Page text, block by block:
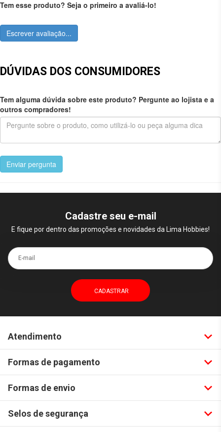
Tem esse produto? Seja o primeiro a avaliá-lo!
Escrever avaliação...
DÚVIDAS DOS CONSUMIDORES
Tem alguma dúvida sobre este produto? Pergunte ao lojista e a
outros compradores!
Enviar pergunta
Cadastre seu e-mail
E fique por dentro das promoções e novidades da Lima Hobbies!
E-mail
Atendimento
Formas de pagamento
Formas de envio
Selos de segurança